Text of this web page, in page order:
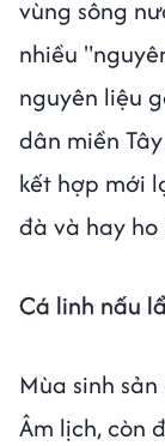
vùng sông
nhiều
nguyên liệu
dân miền
kết hợp mới
đà và hay
Cá linh nấu
Mùa sinh
Âm lịch, còn